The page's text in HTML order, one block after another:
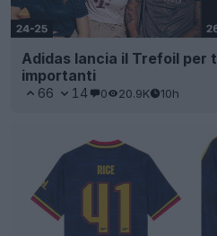
Adidas lancia il Trefoil per
importanti
66 14 0 20.9K 10h